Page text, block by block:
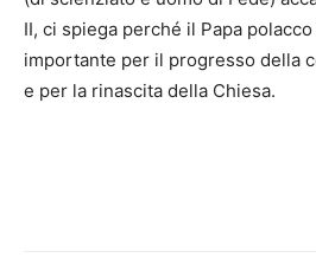
II, ci spiega perché il Papa
importante per il progresso della
e per la rinascita della Chiesa.